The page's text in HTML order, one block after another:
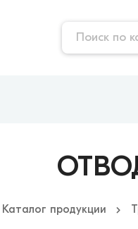
Каталог продукции